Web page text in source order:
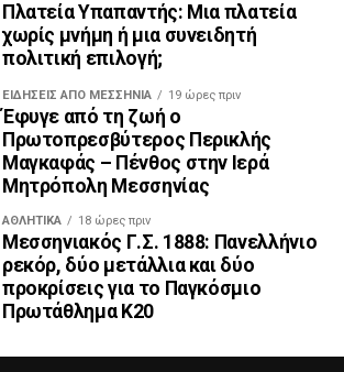
Πλατεία Υπαπαντής: Μια πλατεία
χωρίς μνήμη ή μια συνειδητή
πολιτική επιλογή;
ΕΙΔΉΣΕΙΣ ΑΠΟ ΜΕΣΣΗΝΊΑ 19 ώρες πριν
Έφυγε από τη ζωή ο
Πρωτοπρεσβύτερος Περικλής
Μαγκαφάς – Πένθος στην Ιερά
Μητρόπολη Μεσσηνίας
ΑΘΛΗΤΙΚΆ 18 ώρες πριν
Μεσσηνιακός Γ.Σ. 1888: Πανελλήνιο
ρεκόρ, δύο μετάλλια και δύο
προκρίσεις για το Παγκόσμιο
Πρωτάθλημα Κ20